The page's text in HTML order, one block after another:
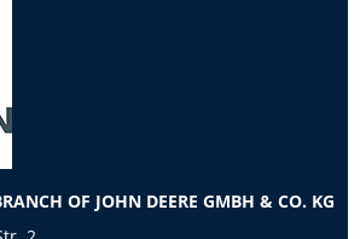
OF JOHN DEERE GMBH & CO. KG